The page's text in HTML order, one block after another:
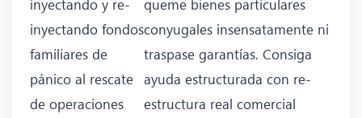
inyectando y re-
inyectando fondos
familiares de
pánico al rescate
de operaciones
queme bienes particulares
conyugales insensatamente ni
traspase garantías. Consiga
ayuda estructurada con re-
estructura real comercial